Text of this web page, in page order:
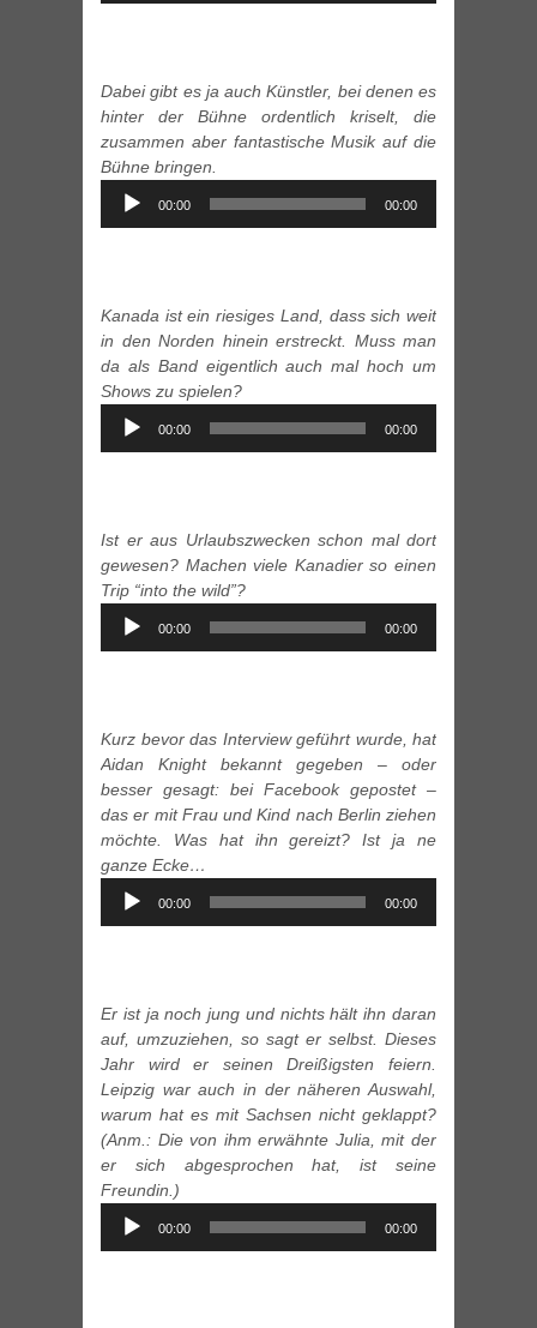
Dabei gibt es ja auch Künstler, bei denen es
hinter der Bühne ordentlich kriselt, die
zusammen aber fantastische Musik auf die
Bühne bringen.
Audio
Player
00:00 00:00
Kanada ist ein riesiges Land, dass sich weit
in den Norden hinein erstreckt. Muss man
da als Band eigentlich auch mal hoch um
Shows zu spielen?
Audio
Player
00:00 00:00
Ist er aus Urlaubszwecken schon mal dort
gewesen? Machen viele Kanadier so einen
Trip “into the wild”?
Audio
Player
00:00 00:00
Kurz bevor das Interview geführt wurde, hat
Aidan Knight bekannt gegeben – oder
besser gesagt: bei Facebook gepostet –
das er mit Frau und Kind nach Berlin ziehen
möchte. Was hat ihn gereizt? Ist ja ne
ganze Ecke…
Audio
Player
00:00 00:00
Er ist ja noch jung und nichts hält ihn daran
auf, umzuziehen, so sagt er selbst. Dieses
Jahr wird er seinen Dreißigsten feiern.
Leipzig war auch in der näheren Auswahl,
warum hat es mit Sachsen nicht geklappt?
(Anm.: Die von ihm erwähnte Julia, mit der
er sich abgesprochen hat, ist seine
Freundin.)
Audio
Player
00:00 00:00